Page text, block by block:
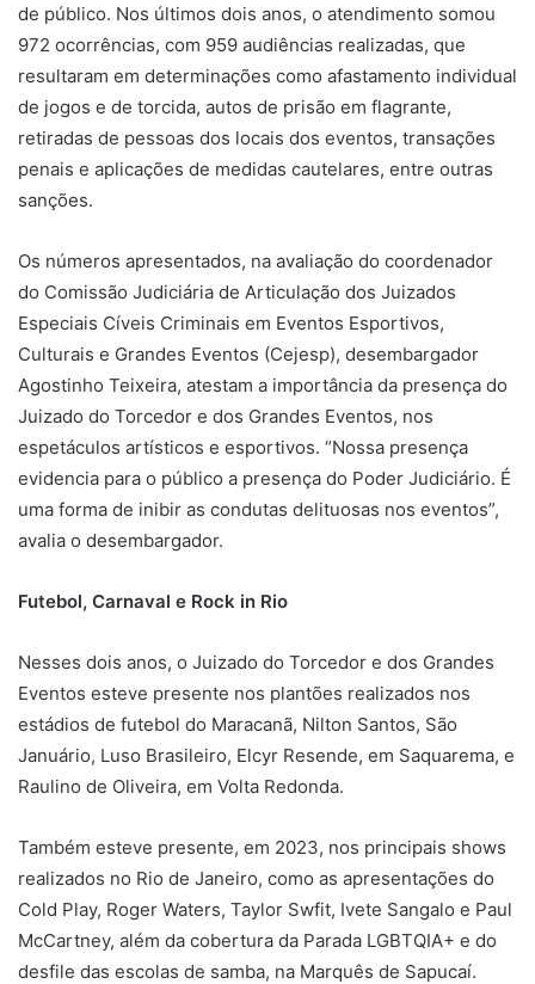
de público. Nos últimos dois anos, o atendimento somou
972 ocorrências, com 959 audiências realizadas, que
resultaram em determinações como afastamento individual
de jogos e de torcida, autos de prisão em flagrante,
retiradas de pessoas dos locais dos eventos, transações
penais e aplicações de medidas cautelares, entre outras
sanções.
Os números apresentados, na avaliação do coordenador
do Comissão Judiciária de Articulação dos Juizados
Especiais Cíveis Criminais em Eventos Esportivos,
Culturais e Grandes Eventos (Cejesp), desembargador
Agostinho Teixeira, atestam a importância da presença do
Juizado do Torcedor e dos Grandes Eventos, nos
espetáculos artísticos e esportivos. “Nossa presença
evidencia para o público a presença do Poder Judiciário. É
uma forma de inibir as condutas delituosas nos eventos”,
avalia o desembargador.
Futebol, Carnaval e Rock in Rio
Nesses dois anos, o Juizado do Torcedor e dos Grandes
Eventos esteve presente nos plantões realizados nos
estádios de futebol do Maracanã, Nilton Santos, São
Januário, Luso Brasileiro, Elcyr Resende, em Saquarema, e
Raulino de Oliveira, em Volta Redonda.
Também esteve presente, em 2023, nos principais shows
realizados no Rio de Janeiro, como as apresentações do
Cold Play, Roger Waters, Taylor Swfit, Ivete Sangalo e Paul
McCartney, além da cobertura da Parada LGBTQIA+ e do
desfile das escolas de samba, na Marquês de Sapucaí.